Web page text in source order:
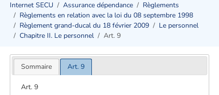
Internet SECU Assurance dépendance
Règlements
Règlements en relation avec la loi du 08 septembre 1998
Règlement grand-ducal du 18 février 2009
Le personnel
Chapitre II. Le personnel
Art. 9
Sommaire Art. 9
Art. 9